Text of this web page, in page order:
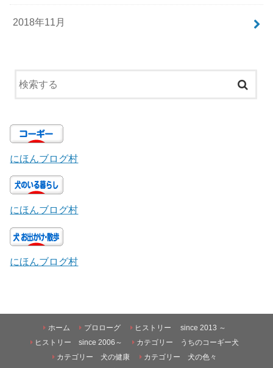
2018年11月
にほんブログ村
にほんブログ村
にほんブログ村
ホーム プロローグ
ヒストリー since 2013 ～
ヒストリー since 2006～
カテゴリー うちのコーギー犬
カテゴリー 犬の健康
カテゴリー 犬の色々